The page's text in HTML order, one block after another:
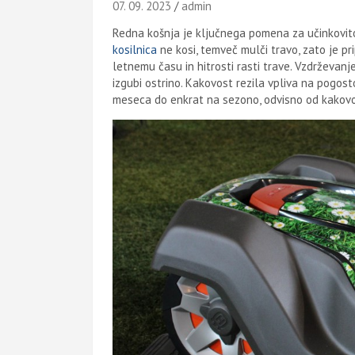
07. 09. 2023
admin
Redna košnja je ključnega pomena za
kosilnica ne kosi, temveč mulči travo, zato je
letnemu času in hitrosti rasti trave.
izgubi ostrino. Kakovost rezila vpliva na
meseca do enkrat na sezono, odvisno od